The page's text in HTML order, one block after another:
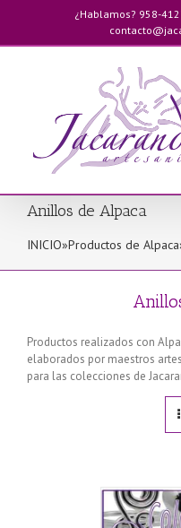
contenido
¿Hablamos? 958-
Anillos de Alpaca
INICIO»Productos de Alpaca
Productos realizados con
elaborados por maestros
para las colecciones de